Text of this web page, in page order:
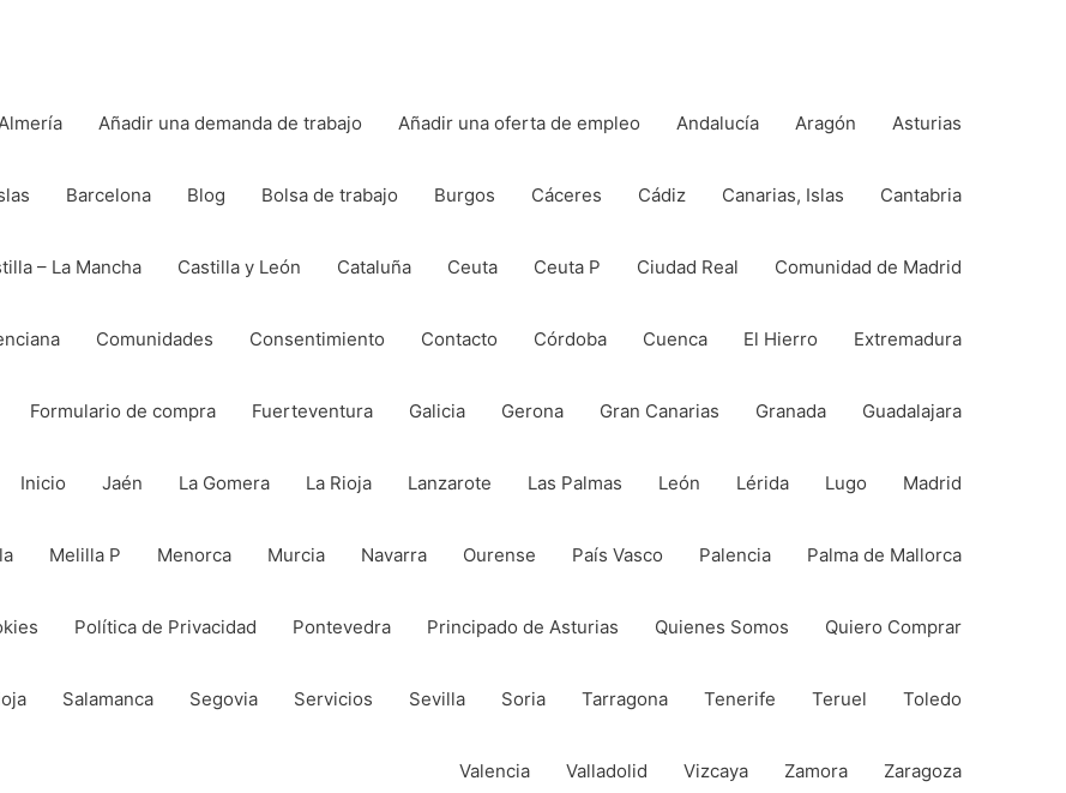
Añadir una demanda de trabajo Añadir una oferta de empleo Andalucía Aragón Asturias
Barcelona Blog Bolsa de trabajo Burgos Cáceres Cádiz Canarias, Islas Cantabria
– La Mancha Castilla y León Cataluña Ceuta Ceuta P Ciudad Real Comunidad de Madrid
Comunidades Consentimiento Contacto Córdoba Cuenca El Hierro Extremadura
Formulario de compra Fuerteventura Galicia Gerona Gran Canarias Granada Guadalajara
Inicio Jaén La Gomera La Rioja Lanzarote Las Palmas León Lérida Lugo Madrid
Melilla P Menorca Murcia Navarra Ourense País Vasco Palencia Palma de Mallorca
Política de Privacidad Pontevedra Principado de Asturias Quienes Somos Quiero Comprar
Salamanca Segovia Servicios Sevilla Soria Tarragona Tenerife Teruel Toledo
Valencia Valladolid Vizcaya Zamora Zaragoza